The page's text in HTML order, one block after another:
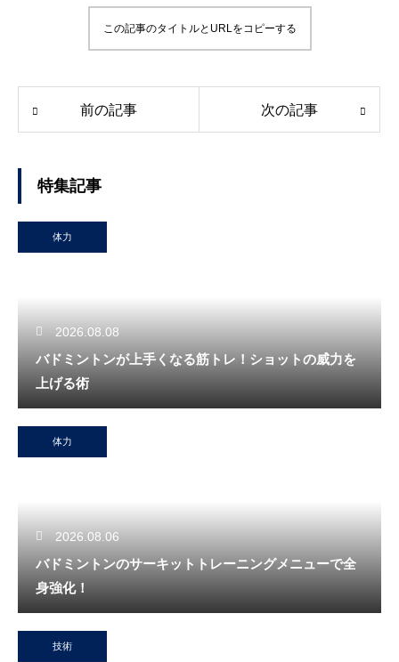
この記事のタイトルとURLをコピーする
前の記事 次の記事
特集記事
体力
2026.08.08
バドミントンが上手くなる筋トレ！ショットの威力を
上げる術
体力
2026.08.06
バドミントンのサーキットトレーニングメニューで全
身強化！
技術